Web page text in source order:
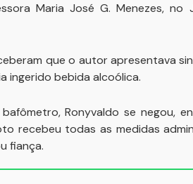
Maria José G. Menezes, no
que o autor apresentava
ingerido bebida alcoólica.
Ronyvaldo se negou,
recebeu todas as medidas
fiança.